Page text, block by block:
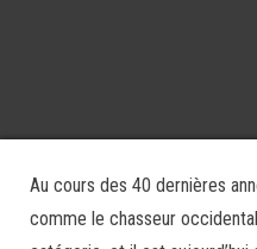
Au cours des 40 dernières
comme le chasseur